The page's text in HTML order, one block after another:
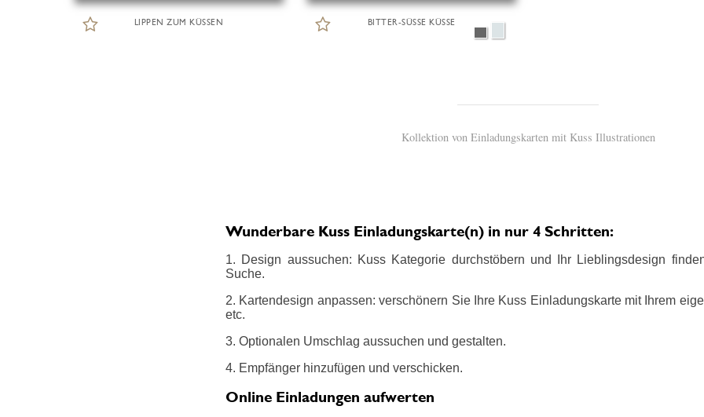
LIPPEN ZUM KÜSSEN BITTER-SÜSSE KÜSSE
Kollektion von Einladungskarten mit Kuss Illustrationen
Wunderbare Kuss Einladungskarte(n) in nur 4 Schritten:
1. Design aussuchen: Kuss Kategorie durchstöbern und Ihr Lieblingsdesign
Suche.
2. Kartendesign anpassen: verschönern Sie Ihre Kuss Einladungskarte mit Ihrem
etc.
3. Optionalen Umschlag aussuchen und gestalten.
4. Empfänger hinzufügen und verschicken.
Online Einladungen aufwerten